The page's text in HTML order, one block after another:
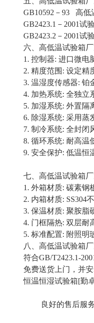
GB10592－93 高低
GB2423.1－2001试
GB2423.2－2001试
六、高低温试验箱
1. 控制器: 进口微电
2. 精度范围: 设定精
3. 温湿度传感器: 铂
4. 加热系统: 全独立
5. 加湿系统: 外置隔
6. 除湿系统: 采用蒸
7. 制冷系统: 全封闭
8. 循环系统: 耐高温
9. 安全保护: 低温恒
七、高低温试验箱
1. 外箱材质: 碳素钢
2. 内箱材质: SS304
3. 保温材质: 聚胺脂
4. 门框隔热: 双层耐
5. 标准配置: 附照明
八、高低温试验箱
符合GB/T2423.1-
免费送货上门，并
恒温恒湿试验箱[勤
良好的售后服务